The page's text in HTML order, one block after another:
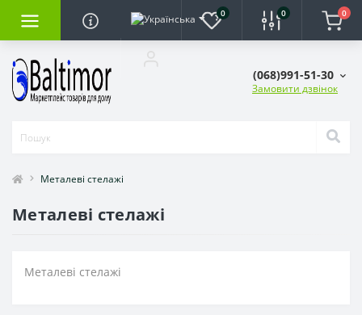
0 0 0
(068)991-51-30
Замовити дзвінок
Металеві стелажі
Металеві стелажі
Металеві стелажі